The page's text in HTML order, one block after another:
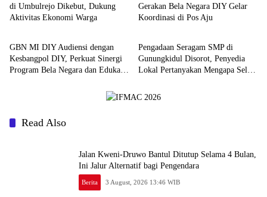
di Umbulrejo Dikebut, Dukung
Aktivitas Ekonomi Warga
Gerakan Bela Negara DIY Gelar
Koordinasi di Pos Aju
Berita
GBN MI DIY Audiensi dengan
Kesbangpol DIY, Perkuat Sinergi
Program Bela Negara dan Edukasi
Berita
Pengadaan Seragam SMP di
Gunungkidul Disorot, Penyedia
Lokal Pertanyakan Mengapa Selalu
Read Also
Jalan Kweni-Druwo Bantul Ditutup Selama 4 Bulan,
Ini Jalur Alternatif bagi Pengendara
Berita 3 August, 2026 13:46 WIB